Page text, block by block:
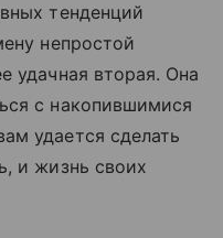
тенденций
непростой
удачная вторая. Она
с накопившимися
удается сделать
и жизнь своих